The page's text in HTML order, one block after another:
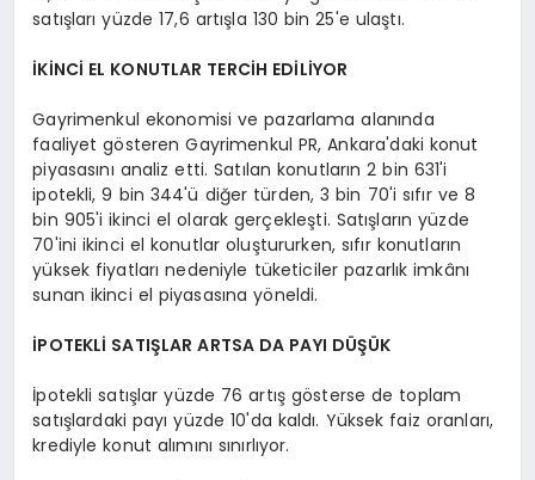
satışları yüzde 17,6 artışla 130 bin 25'e ulaştı.
İKİNCİ EL KONUTLAR TERCİH EDİLİYOR
Gayrimenkul ekonomisi ve pazarlama alanında
faaliyet gösteren Gayrimenkul PR, Ankara'daki konut
piyasasını analiz etti. Satılan konutların 2 bin 631'i
ipotekli, 9 bin 344'ü diğer türden, 3 bin 70'i sıfır ve 8
bin 905'i ikinci el olarak gerçekleşti. Satışların yüzde
70'ini ikinci el konutlar oluştururken, sıfır konutların
yüksek fiyatları nedeniyle tüketiciler pazarlık imkânı
sunan ikinci el piyasasına yöneldi.
İPOTEKLİ SATIŞLAR ARTSA DA PAYI DÜŞÜK
İpotekli satışlar yüzde 76 artış gösterse de toplam
satışlardaki payı yüzde 10'da kaldı. Yüksek faiz oranları,
krediyle konut alımını sınırlıyor.